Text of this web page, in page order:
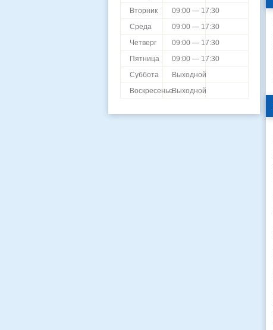
Вторник
09:00 — 17:30
Среда
09:00 — 17:30
Четверг
09:00 — 17:30
Пятница
09:00 — 17:30
Суббота
Выходной
ВоскресеньеВыходной